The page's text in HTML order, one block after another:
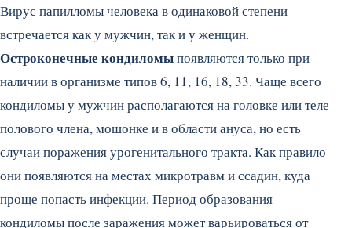
Вирус папилломы человека в одинаковой степени
встречается как у мужчин, так и у женщин.
Остроконечные кондиломыпоявляются только при
наличии в организме типов 6, 11, 16, 18, 33. Чаще всего
кондиломы у мужчин располагаются на головке или теле
полового члена, мошонке и в области ануса, но есть
случаи поражения урогенитального тракта. Как правило
они появляются на местах микротравм и ссадин, куда
проще попасть инфекции. Период образования
кондиломы после заражения может варьироваться от